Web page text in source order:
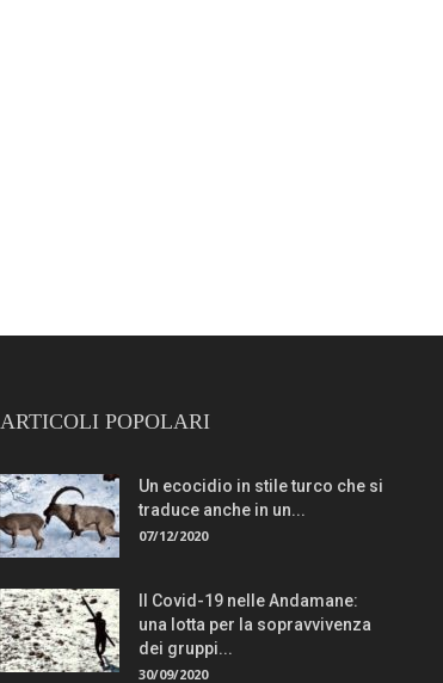
ARTICOLI POPOLARI
Un ecocidio in stile turco che si
traduce anche in un...
07/12/2020
Il Covid-19 nelle Andamane:
una lotta per la sopravvivenza
dei gruppi...
30/09/2020